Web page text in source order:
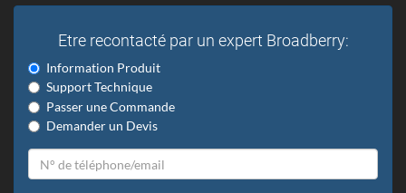
Etre recontacté par un expert Broadberry:
Information Produit
Support Technique
Passer une Commande
Demander un Devis